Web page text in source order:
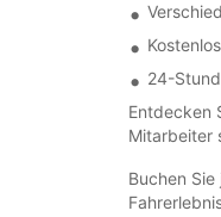
24-
Entdecken
Mitarbeiter
Buchen